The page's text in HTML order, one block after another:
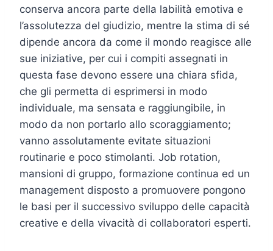
conserva ancora parte della labilità emotiva e
l’assolutezza del giudizio, mentre la stima di sé
dipende ancora da come il mondo reagisce alle
sue iniziative, per cui i compiti assegnati in
questa fase devono essere una chiara sfida,
che gli permetta di esprimersi in modo
individuale, ma sensata e raggiungibile, in
modo da non portarlo allo scoraggiamento;
vanno assolutamente evitate situazioni
routinarie e poco stimolanti. Job rotation,
mansioni di gruppo, formazione continua ed un
management disposto a promuovere pongono
le basi per il successivo sviluppo delle capacità
creative e della vivacità di collaboratori esperti.